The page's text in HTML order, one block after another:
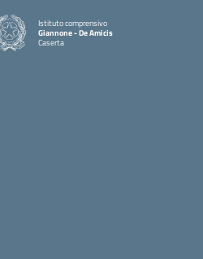
Istituto comprensivo
Giannone - De Amicis
Caserta